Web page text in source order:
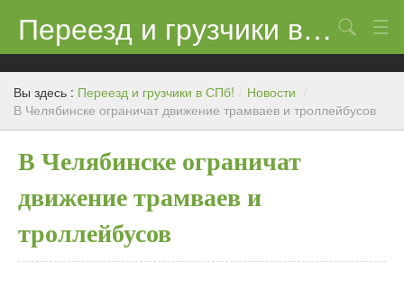
Переезд и грузчики в СПб!
Контакты
Цены
Поиск
Вы здесь : Переезд и грузчики в СПб! / Новости /
В Челябинске ограничат движение трамваев и троллейбусов
В Челябинске ограничат
движение трамваев и
троллейбусов